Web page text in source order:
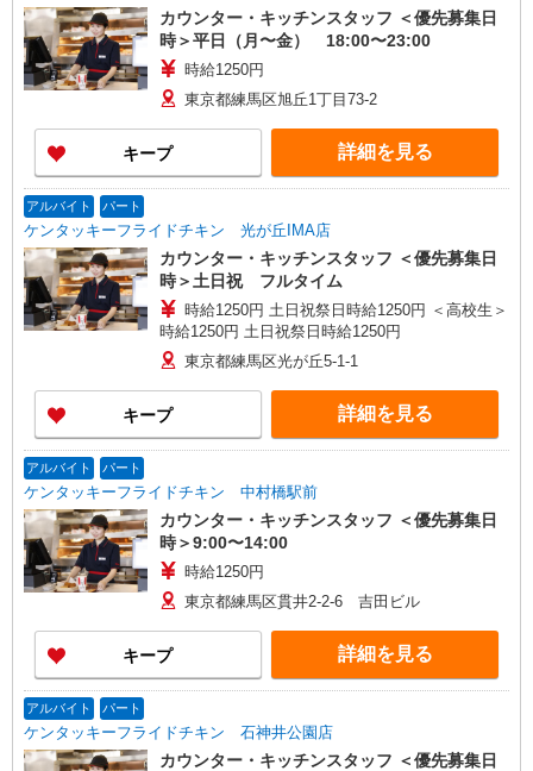
カウンター・キッチンスタッフ ＜優先募集日
時＞平日（月〜金） 18:00〜23:00
時給1250円
東京都練馬区旭丘1丁目73-2
キープ 詳細を見る
アルバイト パート
ケンタッキーフライドチキン 光が丘IMA店
カウンター・キッチンスタッフ ＜優先募集日
時＞土日祝 フルタイム
時給1250円 土日祝祭日時給1250円 ＜高校生＞
時給1250円 土日祝祭日時給1250円
東京都練馬区光が丘5-1-1
キープ 詳細を見る
アルバイト パート
ケンタッキーフライドチキン 中村橋駅前
カウンター・キッチンスタッフ ＜優先募集日
時＞9:00〜14:00
時給1250円
東京都練馬区貫井2-2-6 吉田ビル
キープ 詳細を見る
アルバイト パート
ケンタッキーフライドチキン 石神井公園店
カウンター・キッチンスタッフ ＜優先募集日